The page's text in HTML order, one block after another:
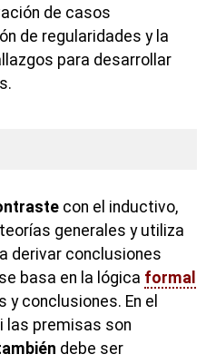
de casos
de regularidades y la
para desarrollar
con el inductivo,
generales y utiliza
derivar conclusiones
basa en la lógica formal
conclusiones. En el
las premisas son
debe ser